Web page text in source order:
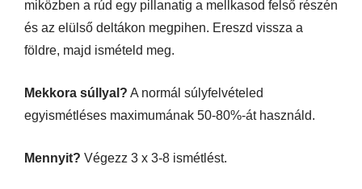
miközben a rúd egy pillanatig a mellkasod felső részén
és az elülső deltákon megpihen. Ereszd vissza a
földre, majd ismételd meg.
Mekkora súllyal? A normál súlyfelvételed
egyismétléses maximumának 50-80%-át használd.
Mennyit? Végezz 3 x 3-8 ismétlést.